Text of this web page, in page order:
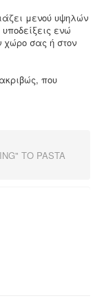
μενού υψηλών
ενώ
χώρο σας ή στον
που
ΤΟ PASTA